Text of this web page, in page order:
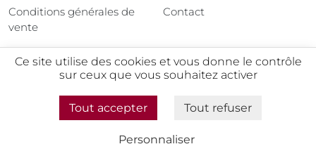
Conditions générales de
vente
Contact
L'abus d'alcool est dangereux pour la santé, à
consommer avec modération
Ce site utilise des cookies et vous donne le contrôle
sur ceux que vous souhaitez activer
Tout accepter Tout refuser
Personnaliser